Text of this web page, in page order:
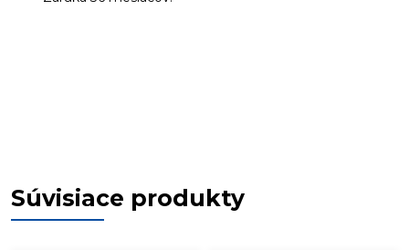
Súvisiace produkty